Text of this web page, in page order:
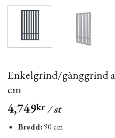
Enkelgrind/gånggrind
cm
4,749kr / st
Bredd:90 cm